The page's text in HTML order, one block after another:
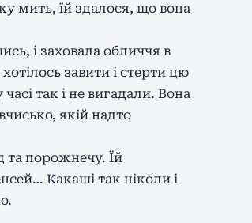
мить, їй здалося, що вона
і заховала обличчя в
завити і стерти цю
так і не вигадали. Вона
якій надто
та порожнечу. Їй
Какаші так ніколи і